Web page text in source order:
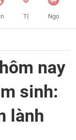
Tị Ngọ
nay
sinh:
lành